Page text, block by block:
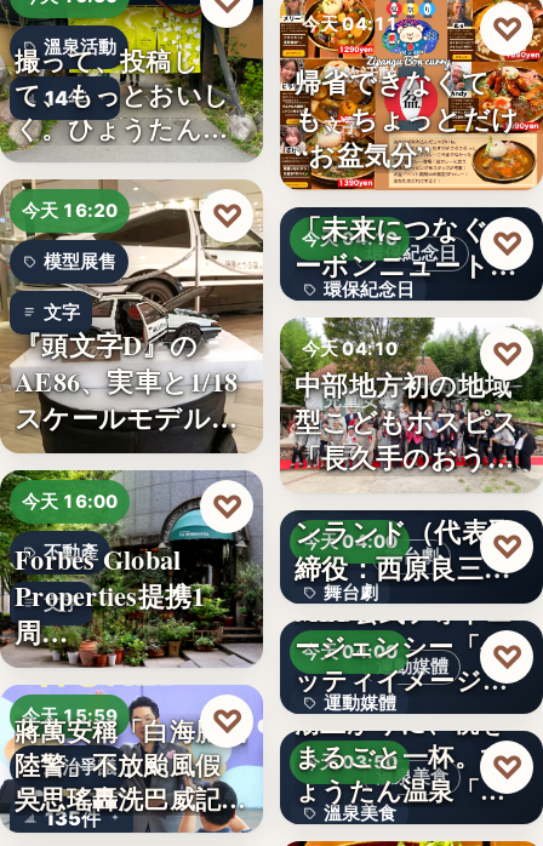
溫泉活動
14年
撮って、投稿し
て、もっとおいし
く。ひょうたん温
泉、お盆の…
今天 16:20
模型展售
文字
『頭文字D』の
AE86、実車と1/18
スケールモデルが
「…
♡
今天 16:00
不動產
文字
Forbes Global
Properties提携1
周…
♡
今天 15:59
政治爭議
135件
蔣萬安稱「白海豚沒
陸警」不放颱風假
吳思瑤轟洗巴威記憶
：…
♡
今天 04:11
餐飲活動
文字
帰省できなくて
も、ちょっとだけ
“お盆気分”
♡
環保紀念日
今天 04:10
環保紀念日
文字
日本JC、9月3日を
「未来につなぐカ
ーボンニュートラ
ルの…
♡
今天 04:10
兒童安寧
文字
中部地方初の地域
型こどもホスピス
「長久手のおう
ち」が愛知…
♡
舞台劇
今天 04:00
舞台劇
文字
株式会社青山メイ
ンランド（代表取
締役：西原良三）
特別協賛…
♡
運動媒體
今天 04:00
運動媒體
2,430
MLB公式フォトエ
ージェンシー「ゲ
ッティイメージ
ズ」五十…
♡
溫泉美食
今天 03:50
溫泉美食
湯上がりに、桃を
まるごと一杯。ひ
ょうたん温泉「飲
泉堂」、…
♡